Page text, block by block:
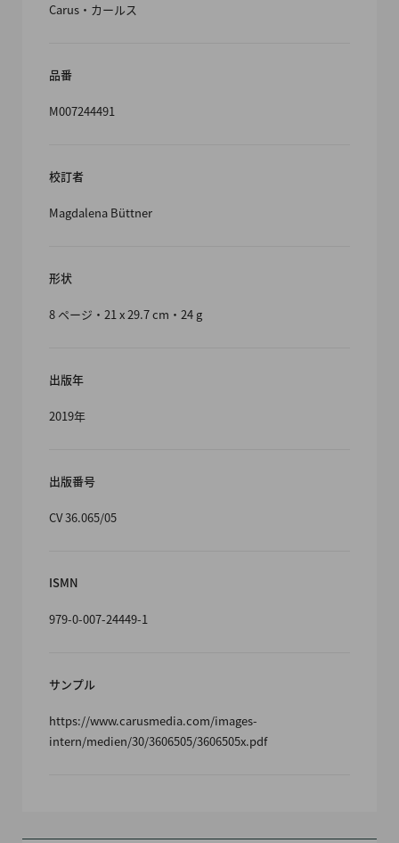
Carus・カールス
品番
M007244491
校訂者
Magdalena Büttner
形状
8 ページ・21 x 29.7 cm・24 g
出版年
2019年
出版番号
CV 36.065/05
ISMN
979-0-007-24449-1
サンプル
https://www.carusmedia.com/images-
intern/medien/30/3606505/3606505x.pdf